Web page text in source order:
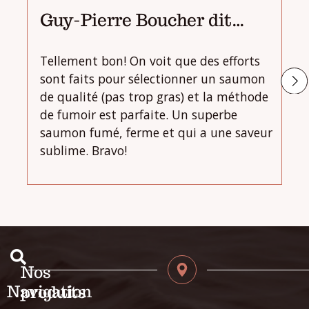
Guy-Pierre Boucher dit...
Tellement bon! On voit que des efforts
sont faits pour sélectionner un saumon
de qualité (pas trop gras) et la méthode
de fumoir est parfaite. Un superbe
saumon fumé, ferme et qui a une saveur
sublime. Bravo!
Navigation
Nos
produits